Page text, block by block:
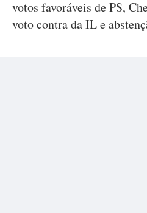
votos favoráveis de PS,
voto contra da IL e